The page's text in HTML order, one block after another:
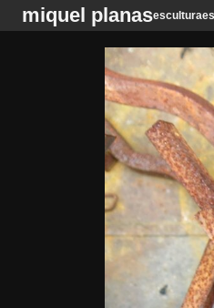
miquel planasescultura